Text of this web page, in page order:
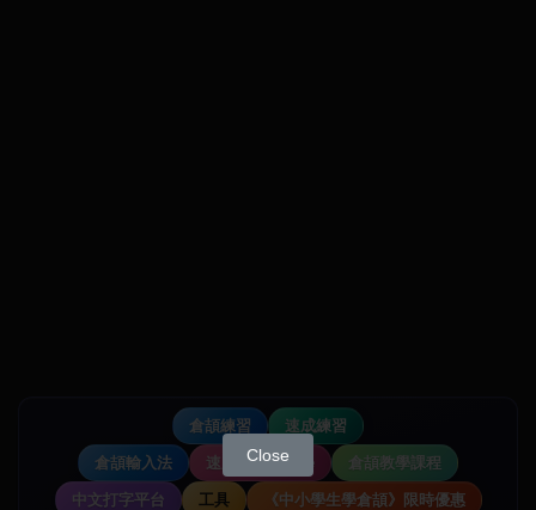
倉頡練習
速成練習
倉頡輸入法
速成輸入法教學
倉頡教學課程
中文打字平台
工具 《中小學生學倉頡》限時優惠
Close